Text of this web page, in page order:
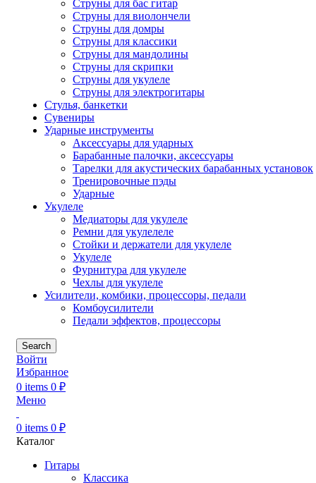
Струны для бас гитар
Струны для виолончели
Струны для домры
Струны для классики
Струны для мандолины
Струны для скрипки
Струны для укулеле
Струны для электрогитары
Стулья, банкетки
Сувениры
Ударные инструменты
Аксессуары для ударных
Барабанные палочки, аксессуары
Тарелки для акустических барабанных установок
Тренировочные пэды
Ударные
Укулеле
Медиаторы для укулеле
Ремни для укулелеле
Стойки и держатели для укулеле
Укулеле
Фурнитура для укулеле
Чехлы для укулеле
Усилители, комбики, процессоры, педали
Комбоусилители
Педали эффектов, процессоры
Search
Войти
Избранное
0 items 0 ₽
Меню
0 items 0 ₽
Каталог
Гитары
Классика